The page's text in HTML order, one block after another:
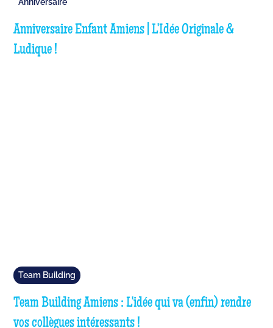
Anniversaire Enfant Amiens | L'Idée Originale &
Ludique !
Team Building
Team Building Amiens : L'idée qui va (enfin) rendre
vos collègues intéressants !